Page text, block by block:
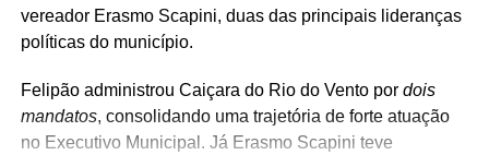
vereador Erasmo Scapini, duas das principais lideranças
políticas do município.
Felipão administrou Caiçara do Rio do Vento por dois
mandatos, consolidando uma trajetória de forte atuação
no Executivo Municipal. Já Erasmo Scapini teve